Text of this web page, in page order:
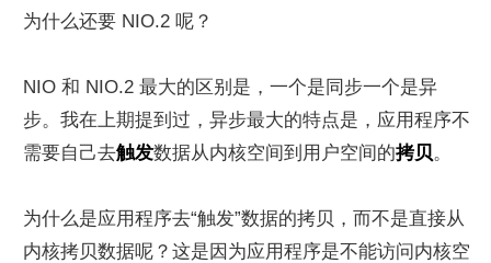
为什么还要 NIO.2 呢？
NIO 和 NIO.2 最大的区别是，一个是同步一个是异
步。我在上期提到过，异步最大的特点是，应用程序不
需要自己去触发数据从内核空间到用户空间的拷贝。
为什么是应用程序去“触发”数据的拷贝，而不是直接从
内核拷贝数据呢？这是因为应用程序是不能访问内核空